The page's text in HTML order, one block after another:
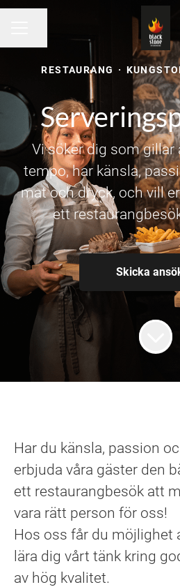
RESTAURANG ·
Vi söker dig som gillar
tempo, har känsla,
mat och dryck, och vill
ett
Skicka
Har du känsla, passion
erbjuda våra gäster den
ett restaurangbesök att
vara rätt person för oss!
Hos oss får du möjlighet
lära dig vårt tänk kring
av hög kvalitet.